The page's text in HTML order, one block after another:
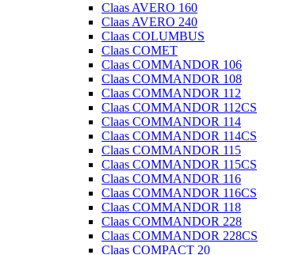
Claas AVERO 160
Claas AVERO 240
Claas COLUMBUS
Claas COMET
Claas COMMANDOR 106
Claas COMMANDOR 108
Claas COMMANDOR 112
Claas COMMANDOR 112CS
Claas COMMANDOR 114
Claas COMMANDOR 114CS
Claas COMMANDOR 115
Claas COMMANDOR 115CS
Claas COMMANDOR 116
Claas COMMANDOR 116CS
Claas COMMANDOR 118
Claas COMMANDOR 228
Claas COMMANDOR 228CS
Claas COMPACT 20